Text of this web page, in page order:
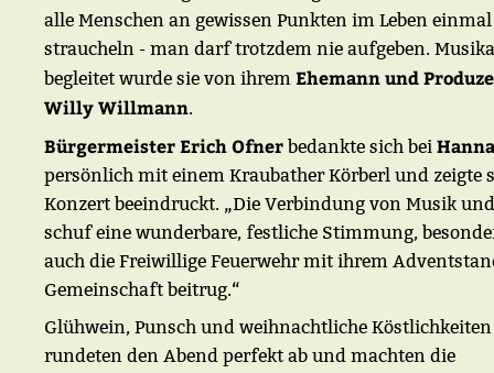
alle Menschen an gewissen Punkten im Leben einmal
straucheln - man darf trotzdem nie aufgeben.
begleitet wurde sie von ihrem Ehemann und
Willy Willmann.
Bürgermeister Erich Ofner bedankte sich bei
persönlich mit einem Kraubather Körberl und zeigte
Konzert beeindruckt. „Die Verbindung von Musik
schuf eine wunderbare, festliche Stimmung,
auch die Freiwillige Feuerwehr mit ihrem
Gemeinschaft beitrug.“
Glühwein, Punsch und weihnachtliche Köstlichkeiten
rundeten den Abend perfekt ab und machten die